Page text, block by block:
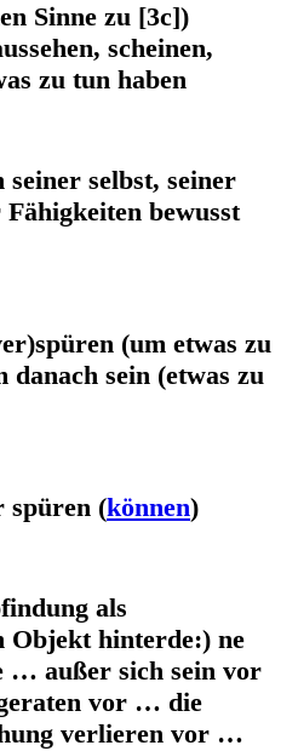
Sinne zu [3c])
scheinen,
zu tun haben
seiner selbst, seiner
bewusst
(um etwas zu
danach sein (etwas zu
spüren (können)
als
Objekt hinterde:) ne
… außer sich sein vor
vor … die
verlieren vor …